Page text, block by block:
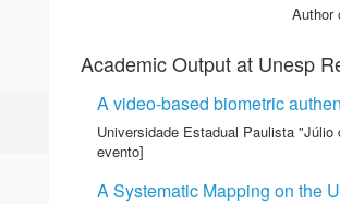
Author
Academic Output at Unesp
A video-based biometric
Universidade Estadual Paulista "Júlio
evento]
A Systematic Mapping on the